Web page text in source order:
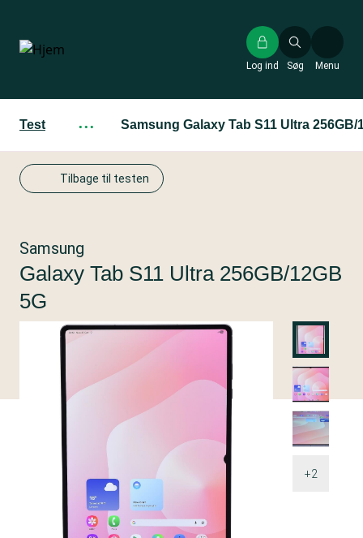
hovedindhold
Søg
Log ind Menu
Test ··· Samsung Galaxy Tab S11 Ultra 256GB/
Tilbage til testen
+2
Samsung
Galaxy Tab S11 Ultra 256GB/12GB
5G